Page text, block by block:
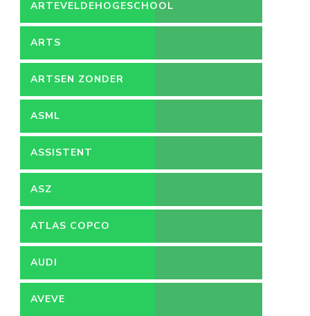
ARTEVELDEHOGESCHOOL
ARTS
ARTSEN ZONDER
GRENZEN
ASML
ASSISTENT
ACCOUNTANT
ASZ
ATLAS COPCO
AUDI
AVEVE